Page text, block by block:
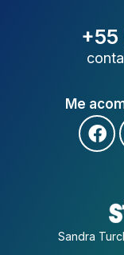
+55
Me
Sandra